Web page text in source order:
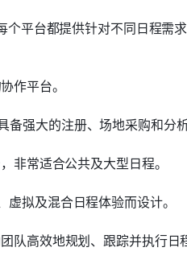
平台都提供针对不同日程需
作平台。
强大的注册、场地采购和分析
非常适合公共及大型日程。
拟及混合日程体验而设计。
队高效地规划、跟踪并执行日